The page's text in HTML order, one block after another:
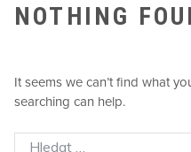
NOTHING
It seems we can’t find what
searching can help.
Search